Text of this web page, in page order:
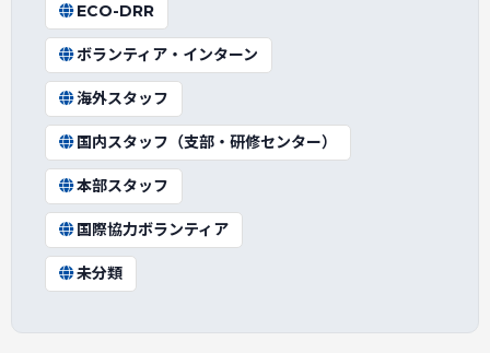
ECO-DRR
ボランティア・インターン
海外スタッフ
国内スタッフ（支部・研修センター）
本部スタッフ
国際協力ボランティア
未分類